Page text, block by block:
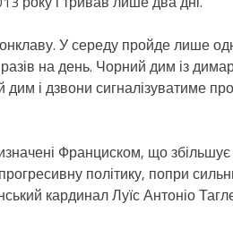
У середу пройде лише
на день. Чорний дим із
дим і дзвони сигналізуватиме про
Франциском, що збільшує
політику, попри
кардинал Луїс Антоніо